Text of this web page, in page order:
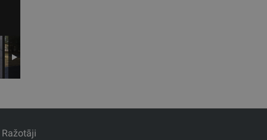
Ražotāji